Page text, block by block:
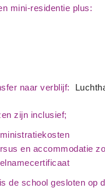
mini-residentie plus:
naar verblijf:
zijn inclusief;
en accommodatie
de school gesloten op